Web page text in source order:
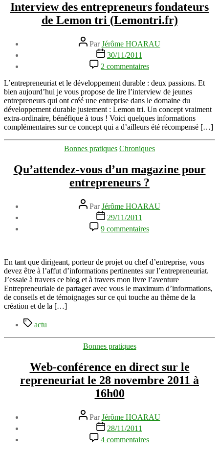
eworky
Interview des entrepreneurs fondateurs
de Lemon tri (Lemontri.fr)
Auteur
de
l’article
ParJérôme HOARAU
Date
de
l’article
30/11/2011
2 commentaires
Interview
des
entrepreneurs
fondateurs
de
Lemon
tri
(Lemontri.fr)
L’entrepreneuriat et le développement durable : deux passions. Et
bien aujourd’hui je vous propose de lire l’interview de jeunes
entrepreneurs qui ont créé une entreprise dans le domaine du
développement durable justement : Lemon tri. Un concept vraiment
extra-ordinaire, bénéfique à tous ! Voici quelques informations
complémentaires sur ce concept qui a d’ailleurs été récompensé […]
Catégories
Bonnes pratiques Chroniques
Qu’attendez-vous d’un magazine pour
entrepreneurs ?
Auteur
de
l’article
ParJérôme HOARAU
Date
de
l’article
29/11/2011
9 commentaires
Qu’attendez-
magazine
pour
entrepreneurs
?
En tant que dirigeant, porteur de projet ou chef d’entreprise, vous
devez être à l’affut d’informations pertinentes sur l’entrepreneuriat.
J’essaie à travers ce blog et à travers mon livre l’aventure
Entrepreneuriale de partager avec vous le maximum d’informations,
de conseils et de témoignages sur ce qui touche au thème de la
création et de la […]
Étiquettes
actu
Catégories
Bonnes pratiques
Web-conférence en direct sur le
repreneuriat le 28 novembre 2011 à
16h00
Auteur
de
l’article
ParJérôme HOARAU
Date
de
l’article
28/11/2011
4 commentaires
Web-